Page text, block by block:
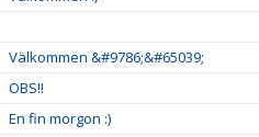
Välkommen &#9786;&#65039;
OBS!!
En fin morgon :)